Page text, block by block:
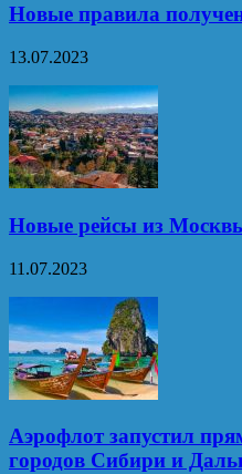
Новые правила
13.07.2023
Новые рейсы из
11.07.2023
Аэрофлот запустил
городов Сибири и